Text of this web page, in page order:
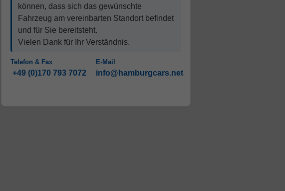
können, dass sich das gewünschte
Fahrzeug am vereinbarten Standort befindet
und für Sie bereitsteht.
Vielen Dank für Ihr Verständnis.
Telefon & Fax
+49 (0)170 793 7072
E-Mail
info@hamburgcars.net